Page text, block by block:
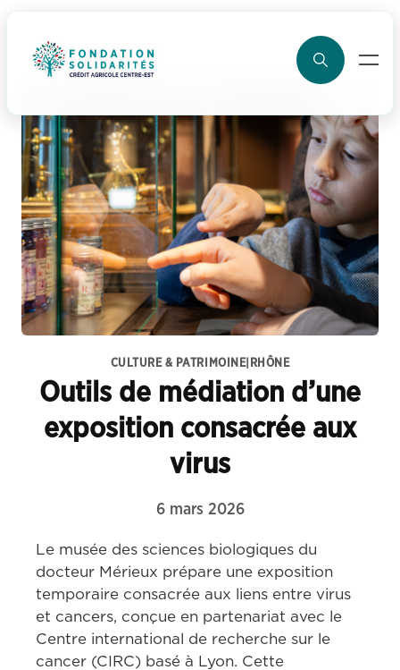
CULTURE & PATRIMOINE| RHÔNE
Outils de médiation d’une
exposition consacrée aux
virus
6 mars 2026
Le musée des sciences biologiques du
docteur Mérieux prépare une exposition
temporaire consacrée aux liens entre virus
et cancers, conçue en partenariat avec le
Centre international de recherche sur le
cancer (CIRC) basé à Lyon. Cette